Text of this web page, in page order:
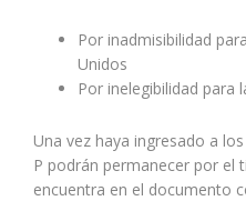
Por inadmisibilidad
Unidos
Por inelegibilidad para
Una vez haya ingresado a
P podrán permanecer por el
encuentra en el documento